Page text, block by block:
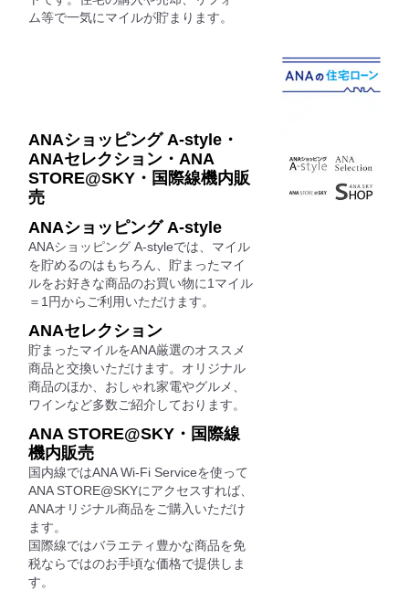
ム等で一気にマイルが貯まります。
ANAショッピング A-style・
ANAセレクション・ANA
STORE@SKY・国際線機内販
売
ANAショッピング A-style
ANAショッピング A-styleでは、マイル
を貯めるのはもちろん、貯まったマイ
ルをお好きな商品のお買い物に1マイル
＝1円からご利用いただけます。
ANAセレクション
貯まったマイルをANA厳選のオススメ
商品と交換いただけます。オリジナル
商品のほか、おしゃれ家電やグルメ、
ワインなど多数ご紹介しております。
ANA STORE@SKY・国際線
機内販売
国内線ではANA Wi-Fi Serviceを使って
ANA STORE@SKYにアクセスすれば、
ANAオリジナル商品をご購入いただけ
ます。
国際線ではバラエティ豊かな商品を免
税ならではのお手頃な価格で提供しま
す。